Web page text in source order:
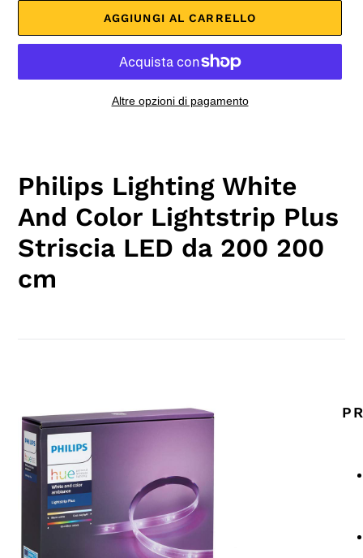
AGGIUNGI AL CARRELLO
Altre opzioni di pagamento
nel
carrello
Philips Lighting White
And Color Lightstrip Plus
Striscia LED da 200 200
cm